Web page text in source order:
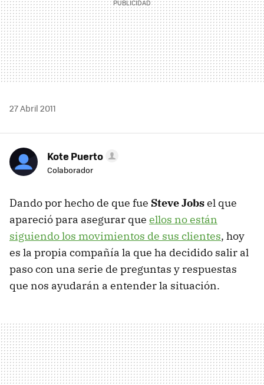
27 Abril 2011
Kote Puerto
Colaborador
Dando por hecho de que fue Steve Jobsel que
apareció para asegurar que ellos no están
siguiendo los movimientos de sus clientes, hoy
es la propia compañía la que ha decidido salir al
paso con una serie de preguntas y respuestas
que nos ayudarán a entender la situación.